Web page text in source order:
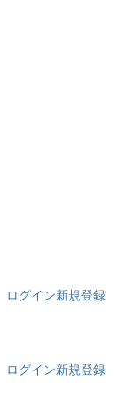
ログイン新規登録
ログイン新規登録